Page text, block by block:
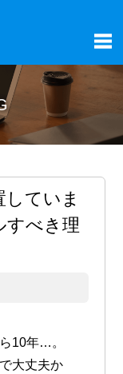
ていま
すべき理
10年…。
大丈夫か